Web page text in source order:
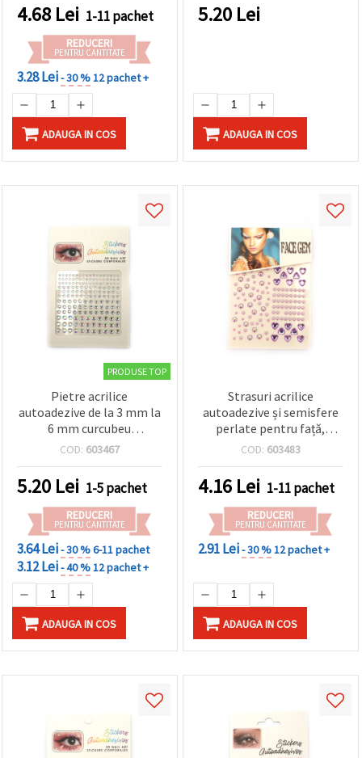
4.68 Lei 1-11 pachet
REDUCERI
PENTRU CANTITATE
3.28 Lei- 30 %12 pachet +
ADAUGA IN COS
5.20 Lei
ADAUGA IN COS
PRODUSE TOP
Pietre acrilice
autoadezive de la 3 mm la
6 mm curcubeu
transparent - 165 buc.
COD: 603467
5.20 Lei 1-5 pachet
REDUCERI
PENTRU CANTITATE
3.64 Lei- 30 %6-11 pachet
3.12 Lei- 40 %12 pachet +
ADAUGA IN COS
Strasuri acrilice
autoadezive și semisfere
perlate pentru față,
culoare mov - 124 bucăți
COD: 603483
4.16 Lei 1-11 pachet
REDUCERI
PENTRU CANTITATE
2.91 Lei- 30 %12 pachet +
ADAUGA IN COS